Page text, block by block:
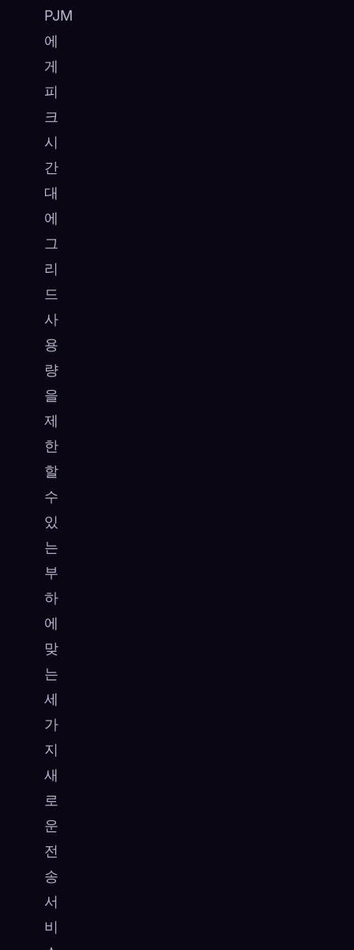
PJM
에
게
피
크
시
간
대
에
그
리
드
사
용
량
을
제
한
할
수
있
는
부
하
에
맞
는
세
가
지
새
로
운
전
송
서
비